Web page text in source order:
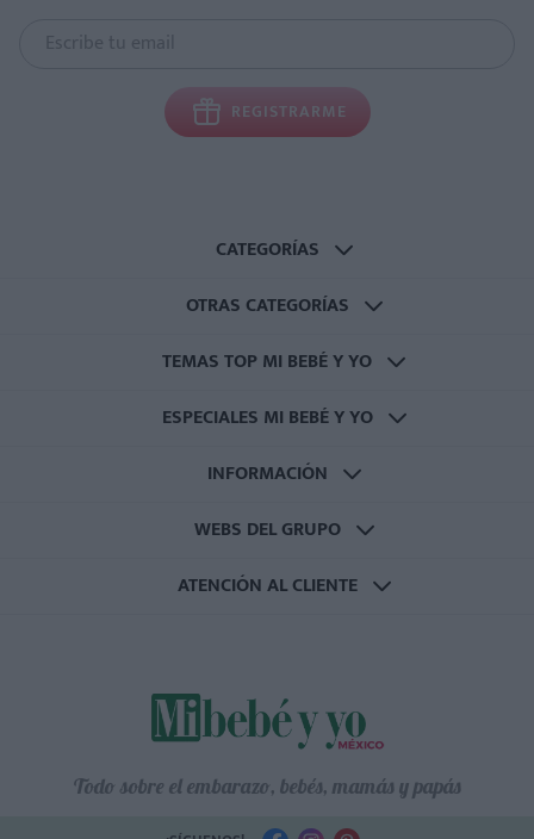
REGISTRARME
CATEGORÍAS
OTRAS CATEGORÍAS
TEMAS TOP MI BEBÉ Y YO
ESPECIALES MI BEBÉ Y YO
INFORMACIÓN
WEBS DEL GRUPO
ATENCIÓN AL CLIENTE
Todo sobre el embarazo, bebés, mamás y papás